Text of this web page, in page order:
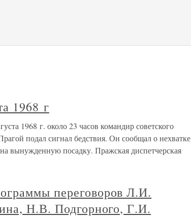
1968 г
1968 г. около 23 часов командир советского
подал сигнал бедствия. Он сообщал о нехватке
вынужденную посадку. Пражская диспетчерская
переговоров Л.И.
Н.В. Подгорного, Г.И.